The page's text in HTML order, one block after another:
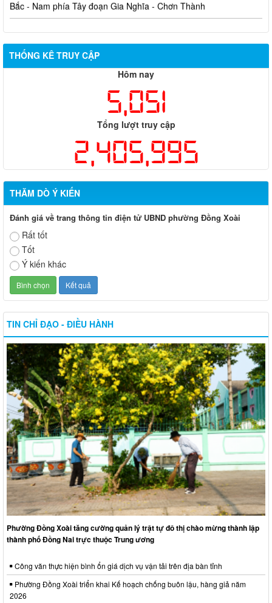
THỐNG KÊ TRUY CẬP
Hôm nay
5,051
Tổng lượt truy cập
2,405,995
THĂM DÒ Ý KIẾN
Đánh giá về trang thông tin điện tử UBND phường Đồng Xoài
Rất tốt
Tốt
Ý kiến khác
TIN CHỈ ĐẠO - ĐIỀU HÀNH
Phường Đồng Xoài tăng cường quản lý trật tự đô thị chào mừng thành lập
thành phố Đồng Nai trực thuộc Trung ương
Công văn thực hiện bình ổn giá dịch vụ vận tải trên địa bàn tỉnh
Phường Đồng Xoài triển khai Kế hoạch chống buôn lậu, hàng giả năm
2026